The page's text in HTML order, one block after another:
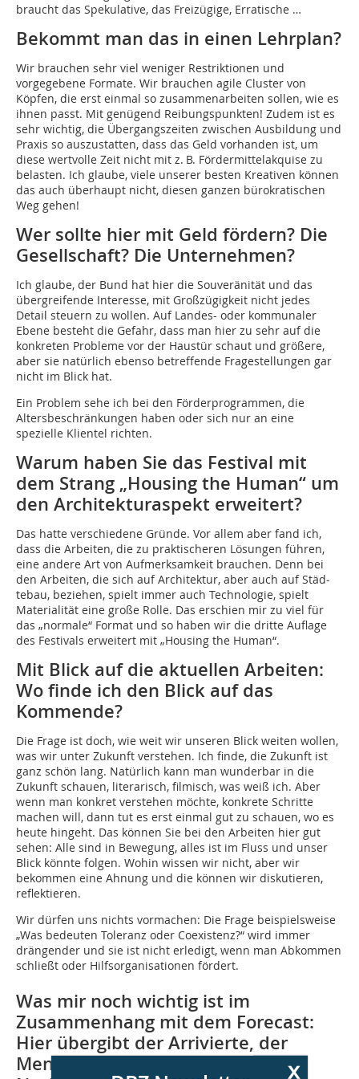
braucht das Spekulative, das Freizügige, Erratische …
Bekommt man das in einen Lehrplan?
Wir brauchen sehr viel weniger Restriktionen und
vorgegebene Formate. Wir brauchen agile Cluster von
Köpfen, die erst einmal so zusammenarbeiten sollen, wie es
ihnen passt. Mit genügend Reibungspunkten! Zudem ist es
sehr wichtig, die Übergangszeiten zwischen Ausbildung und
Praxis so auszustatten, dass das Geld vorhanden ist, um
diese wertvolle Zeit nicht mit z. B. Fördermittelakquise zu
belasten. Ich glaube, viele unserer besten Kreativen können
das auch überhaupt nicht, diesen ganzen bürokratischen
Weg gehen!
Wer sollte hier mit Geld fördern? Die
Gesellschaft? Die Unternehmen?
Ich glaube, der Bund hat hier die Souveränität und das
übergreifende Interesse, mit Großzügigkeit nicht jedes
Detail steuern zu wollen. Auf Landes- oder kommunaler
Ebene besteht die Gefahr, dass man hier zu sehr auf die
konkreten Probleme vor der Haustür schaut und größere,
aber sie natürlich ebenso betreffende Fragestellungen gar
nicht im Blick hat.
Ein Problem sehe ich bei den Förderprogrammen, die
Altersbeschränkungen haben oder sich nur an eine
spezielle Klientel richten.
Warum haben Sie das Festival mit
dem Strang „Housing the Human“ um
den Architekturaspekt erweitert?
Das hatte verschiedene Gründe. Vor allem aber fand ich,
dass die Arbeiten, die zu praktischeren Lösungen führen,
eine andere Art von Aufmerksamkeit brauchen. Denn bei
den Arbeiten, die sich auf Architektur, aber auch auf Städ­
tebau, beziehen, spielt immer auch Technologie, spielt
Materialität eine große Rolle. Das erschien mir zu viel für
das „normale“ Format und so haben wir die dritte Auflage
des Festivals erweitert mit „Housing the Human“.
Mit Blick auf die aktuellen Arbeiten:
Wo finde ich den Blick auf das
Kommende?
Die Frage ist doch, wie weit wir unseren Blick weiten wollen,
was wir unter Zukunft verstehen. Ich finde, die Zukunft ist
ganz schön lang. Natürlich kann man wunderbar in die
Zukunft schauen, literarisch, filmisch, was weiß ich. Aber
wenn man konkret verstehen möchte, konkrete Schritte
machen will, dann tut es erst einmal gut zu schauen, wo es
heute hingeht. Das können Sie bei den Arbeiten hier gut
sehen: Alle sind in Bewegung, alles ist im Fluss und unser
Blick könnte folgen. Wohin wissen wir nicht, aber wir
bekommen eine Ahnung und die können wir diskutieren,
reflektieren.
Wir dürfen uns nichts vormachen: Die Frage beispielsweise
„Was bedeuten Toleranz oder Coexistenz?“ wird immer
drängender und sie ist nicht erledigt, wenn man Abkommen
schließt oder Hilfsorganisationen fördert.
Was mir noch wichtig ist im
Zusammenhang mit dem Forecast:
Hier übergibt der Arrivierte, der
Mentor, den Staffelstab an den x